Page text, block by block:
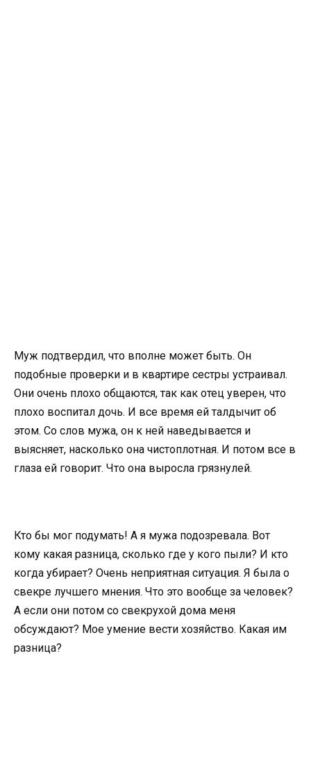
Муж подтвердил, что вполне может быть. Он
подобные проверки и в квартире сестры устраивал.
Они очень плохо общаются, так как отец уверен, что
плохо воспитал дочь. И все время ей талдычит об
этом. Со слов мужа, он к ней наведывается и
выясняет, насколько она чистоплотная. И потом все в
глаза ей говорит. Что она выросла грязнулей.
Кто бы мог подумать! А я мужа подозревала. Вот
кому какая разница, сколько где у кого пыли? И кто
когда убирает? Очень неприятная ситуация. Я была о
свекре лучшего мнения. Что это вообще за человек?
А если они потом со свекрухой дома меня
обсуждают? Мое умение вести хозяйство. Какая им
разница?